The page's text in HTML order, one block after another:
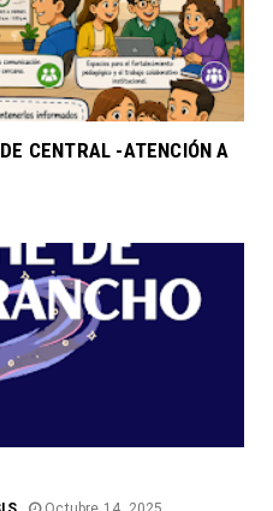
CENTRAL -ATENCIÓN A